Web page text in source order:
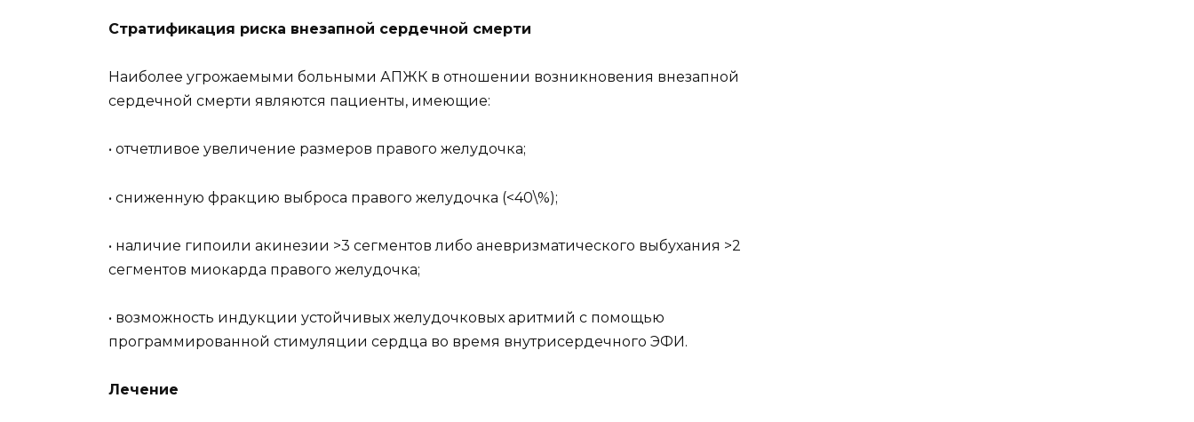
Стратификация риска внезапной сердечной смерти
Наиболее угрожаемыми больными АПЖК в отношении возникновения внезапной
сердечной смерти являются пациенты, имеющие:
• отчетливое увеличение размеров правого желудочка;
• сниженную фракцию выброса правого желудочка (<40\%);
• наличие гипоили акинезии >3 сегментов либо аневризматического выбухания >2
сегментов миокарда правого желудочка;
• возможность индукции устойчивых желудочковых аритмий с помощью
программированной стимуляции сердца во время внутрисердечного ЭФИ.
Лечение